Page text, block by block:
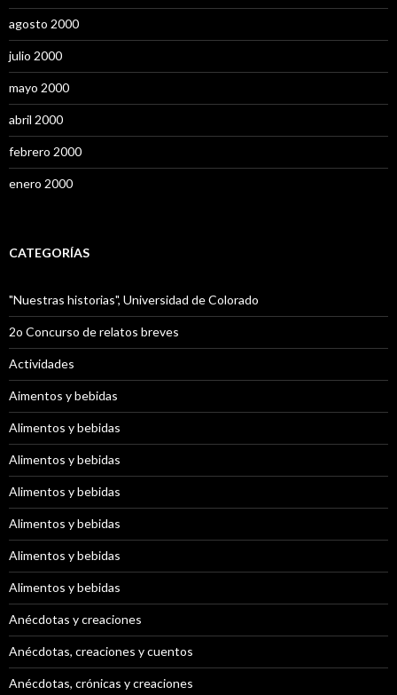
agosto 2000
julio 2000
mayo 2000
abril 2000
febrero 2000
enero 2000
CATEGORÍAS
"Nuestras historias", Universidad de Colorado
2o Concurso de relatos breves
Actividades
Aimentos y bebidas
Alimentos y bebidas
Alimentos y bebidas
Alimentos y bebidas
Alimentos y bebidas
Alimentos y bebidas
Alimentos y bebidas
Anécdotas y creaciones
Anécdotas, creaciones y cuentos
Anécdotas, crónicas y creaciones